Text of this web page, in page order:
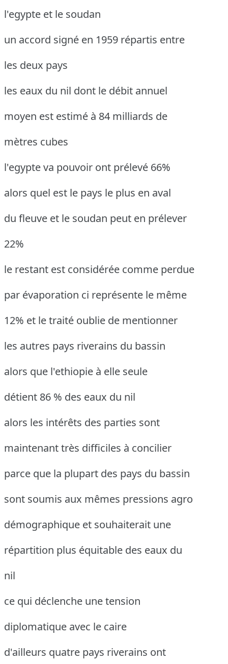
l'egypte et le soudan
un accord signé en 1959 répartis entre
les deux pays
les eaux du nil dont le débit annuel
moyen est estimé à 84 milliards de
mètres cubes
l'egypte va pouvoir ont prélevé 66%
alors quel est le pays le plus en aval
du fleuve et le soudan peut en prélever
22%
le restant est considérée comme perdue
par évaporation ci représente le même
12% et le traité oublie de mentionner
les autres pays riverains du bassin
alors que l'ethiopie à elle seule
détient 86 % des eaux du nil
alors les intérêts des parties sont
maintenant très difficiles à concilier
parce que la plupart des pays du bassin
sont soumis aux mêmes pressions agro
démographique et souhaiterait une
répartition plus équitable des eaux du
nil
ce qui déclenche une tension
diplomatique avec le caire
d'ailleurs quatre pays riverains ont